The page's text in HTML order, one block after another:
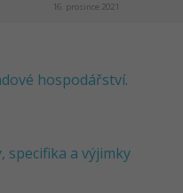
16. prosince 2021
hospodářství.
specifika a výjimky